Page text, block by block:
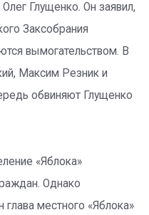
Глущенко. Он заявил,
Заксобрания
вымогательством. В
Максим Резник и
обвиняют Глущенко
«Яблока»
Однако
местного «Яблока»